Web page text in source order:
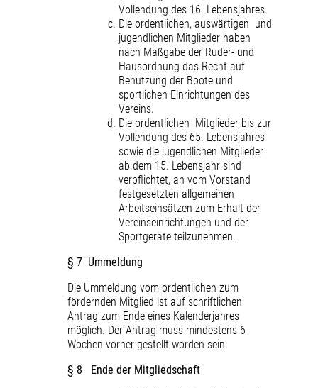
Vollendung des 16. Lebensjahres.
Die ordentlichen, auswärtigen und
jugendlichen Mitglieder haben
nach Maßgabe der Ruder- und
Hausordnung das Recht auf
Benutzung der Boote und
sportlichen Einrichtungen des
Vereins.
Die ordentlichen Mitglieder bis zur
Vollendung des 65. Lebensjahres
sowie die jugendlichen Mitglieder
ab dem 15. Lebensjahr sind
verpflichtet, an vom Vorstand
festgesetzten allgemeinen
Arbeitseinsätzen zum Erhalt der
Vereinseinrichtungen und der
Sportgeräte teilzunehmen.
§ 7 Ummeldung
Die Ummeldung vom ordentlichen zum
fördernden Mitglied ist auf schriftlichen
Antrag zum Ende eines Kalenderjahres
möglich. Der Antrag muss mindestens 6
Wochen vorher gestellt worden sein.
§ 8 Ende der Mitgliedschaft